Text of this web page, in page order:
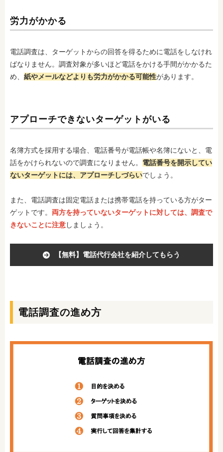
労力がかかる
電話調査は、ターゲットからの回答を得るために電話をしなけれ
ばなりません。調査対象が多いほど電話をかける手間がかかるた
め、 紙やメールなどよりも労力がかかる可能性があります。
アプローチできないターゲットがいる
名簿方式を採用する場合、電話番号が電話帳や名簿にないと、電
話をかけられないので調査になりません。 電話番号を開示してい
ないターゲットには、アプローチしづらいでしょう。
また、電話調査は固定電話または携帯電話を持っている方がター
ゲットです。 両方を持っていないターゲットに対しては、調査で
きないことに注意しましょう。
【無料】電話代行会社を紹介してもらう
電話調査の進め方